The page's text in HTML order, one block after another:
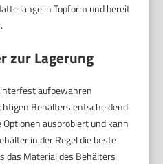
lange in Topform und bereit
zur Lagerung
aufbewahren
Behälters entscheidend.
ausprobiert und kann
in der Regel die beste
das Material des Behälters